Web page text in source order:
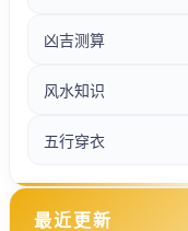
凶吉测算
风水知识
五行穿衣
最近更新